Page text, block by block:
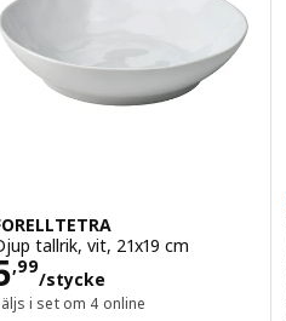
tallrik, vit, 21x19 cm
,99
/stycke
5,99/stycke
i set om 4 online